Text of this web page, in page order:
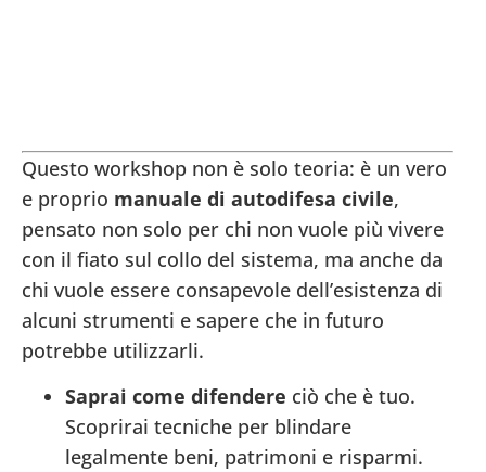
Questo workshop non è solo teoria: è un vero
e proprio manuale di autodifesa civile,
pensato non solo per chi non vuole più vivere
con il fiato sul collo del sistema, ma anche da
chi vuole essere consapevole dell’esistenza di
alcuni strumenti e sapere che in futuro
potrebbe utilizzarli.
Saprai come difendere ciò che è tuo.
Scoprirai tecniche per blindare
legalmente beni, patrimoni e risparmi.